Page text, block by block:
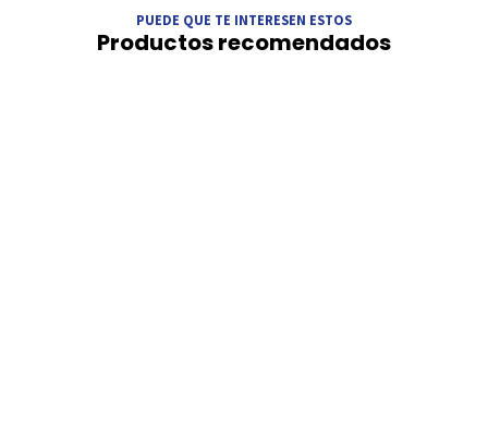
PUEDE QUE TE INTERESEN ESTOS
Productos recomendados